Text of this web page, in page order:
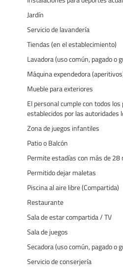
Jardín
Servicio de lavandería
Tiendas (en el establecimiento)
Lavadora (uso común, pagado o
Máquina expendedora
Mueble para exteriores
El personal cumple con todos
establecidos por las autoridades
Zona de juegos infantiles
Patio o Balcón
Permite estadías con más de 28
Permitido dejar maletas
Piscina al aire libre (Compartida)
Restaurante
Sala de estar compartida / TV
Sala de juegos
Secadora (uso común, pagado o
Servicio de conserjería